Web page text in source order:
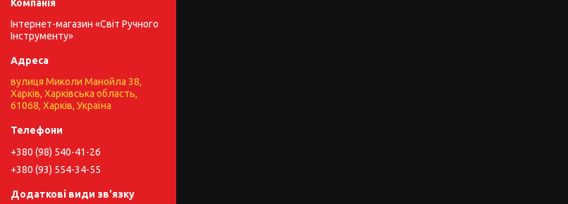
Інтернет-магазин «Світ Ручного
Інструменту»
вулиця Миколи Манойла 38,
Харків, Харківська область,
61068, Харків, Україна
+380 (98) 540-41-26
+380 (93) 554-34-55